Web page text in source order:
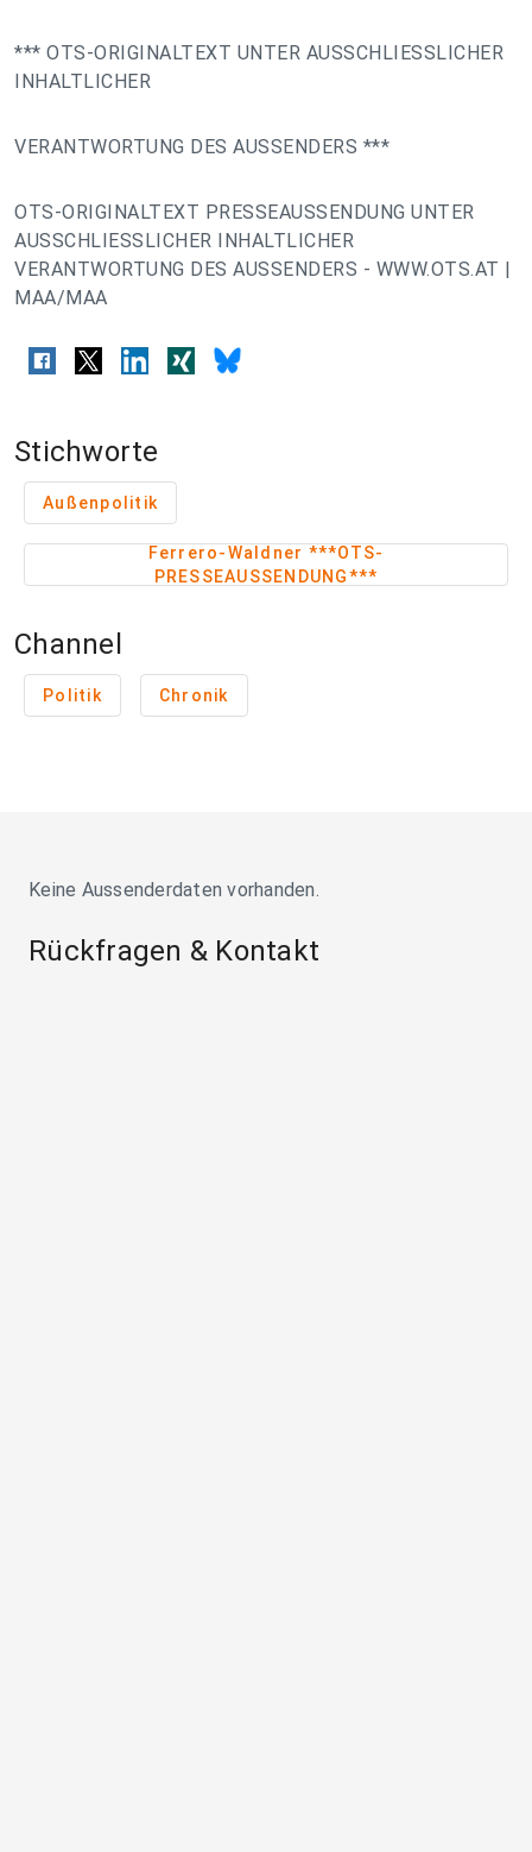
*** OTS-ORIGINALTEXT UNTER AUSSCHLIESSLICHER
INHALTLICHER
VERANTWORTUNG DES AUSSENDERS ***
OTS-ORIGINALTEXT PRESSEAUSSENDUNG UNTER
AUSSCHLIESSLICHER INHALTLICHER
VERANTWORTUNG DES AUSSENDERS - WWW.OTS.AT |
MAA/MAA
Stichworte
Außenpolitik
Ferrero-Waldner ***OTS-
PRESSEAUSSENDUNG***
Channel
Politik Chronik
Keine Aussenderdaten vorhanden.
Rückfragen & Kontakt